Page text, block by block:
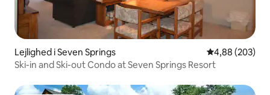
Lejlighed i Seven Springs 4,88 ud af 5 i
4,88 (203)
Ski-in and Ski-out Condo at Seven Springs Resort